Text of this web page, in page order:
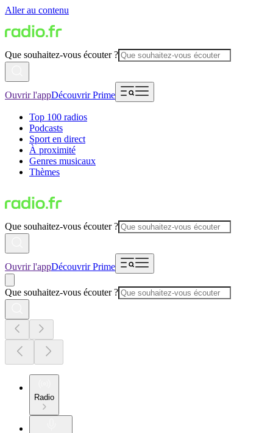
Aller au contenu
Que souhaitez-vous écouter ?
Ouvrir l'appDécouvrir Prime
Top 100 radios
Podcasts
Sport en direct
À proximité
Genres musicaux
Thèmes
Que souhaitez-vous écouter ?
Ouvrir l'appDécouvrir Prime
Que souhaitez-vous écouter ?
Radio